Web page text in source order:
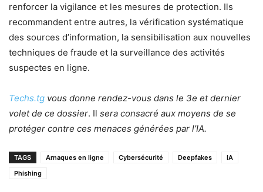
renforcer la vigilance et les mesures de protection. Ils
recommandent entre autres, la vérification systématique
des sources d’information, la sensibilisation aux nouvelles
techniques de fraude et la surveillance des activités
suspectes en ligne.
Techs.tg vous donne rendez-vous dans le 3e et dernier
volet de ce dossier. Il sera consacré aux moyens de se
protéger contre ces menaces générées par l’IA.
TAGS Arnaques en ligne Cybersécurité Deepfakes
IA
Phishing